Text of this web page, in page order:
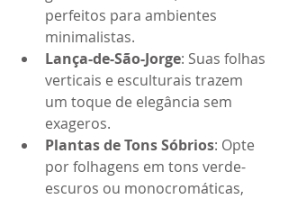
perfeitos para ambientes
minimalistas.
Lança-de-São-Jorge: Suas folhas
verticais e esculturais trazem
um toque de elegância sem
exageros.
Plantas de Tons Sóbrios: Opte
por folhagens em tons verde-
escuros ou monocromáticas,